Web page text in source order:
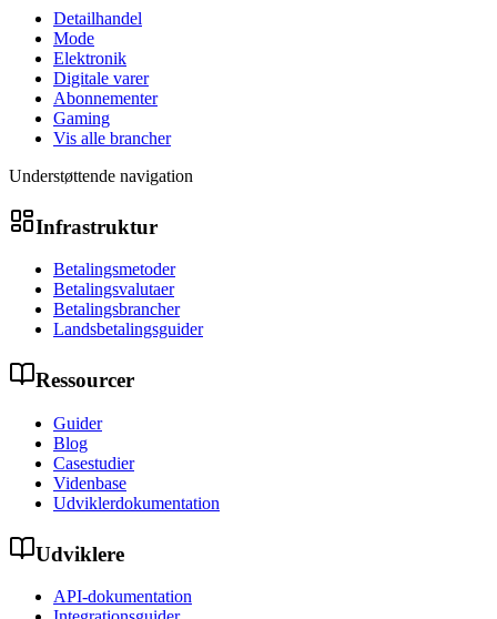
Detailhandel
Mode
Elektronik
Digitale varer
Abonnementer
Gaming
Vis alle brancher
Understøttende navigation
Infrastruktur
Betalingsmetoder
Betalingsvalutaer
Betalingsbrancher
Landsbetalingsguider
Ressourcer
Guider
Blog
Casestudier
Videnbase
Udviklerdokumentation
Udviklere
API-dokumentation